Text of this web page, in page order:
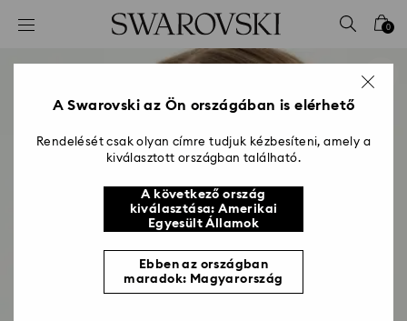
Hozzáférési-kulcs lista
2 - Lábléc
0
A Swarovski az Ön országában is elérhető
Rendelését csak olyan címre tudjuk kézbesíteni, amely a
kiválasztott országban található.
A következő ország
kiválasztása: Amerikai
Egyesült Államok
Ebben az országban
maradok: Magyarország